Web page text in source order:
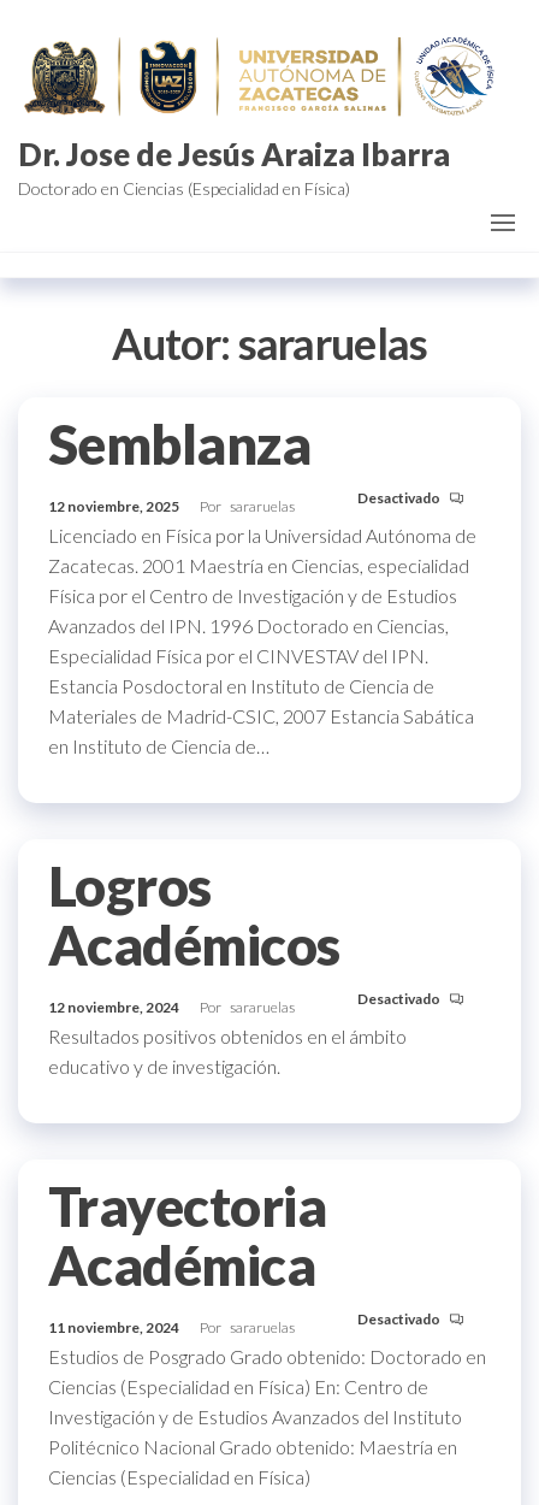
contenido
Dr. Jose de Jesús Araiza Ibarra
Doctorado en Ciencias (Especialidad en Física)
Autor:sararuelas
Semblanza
12 noviembre, 2025 Por sararuelas Desactivado
Licenciado en Física por la Universidad Autónoma de
Zacatecas. 2001 Maestría en Ciencias, especialidad
Física por el Centro de Investigación y de Estudios
Avanzados del IPN. 1996 Doctorado en Ciencias,
Especialidad Física por el CINVESTAV del IPN.
Estancia Posdoctoral en Instituto de Ciencia de
Materiales de Madrid-CSIC, 2007 Estancia Sabática
en Instituto de Ciencia de…
Logros
Académicos
12 noviembre, 2024 Por sararuelas Desactivado
Resultados positivos obtenidos en el ámbito
educativo y de investigación.
Trayectoria
Académica
11 noviembre, 2024 Por sararuelas Desactivado
Estudios de Posgrado Grado obtenido: Doctorado en
Ciencias (Especialidad en Física) En: Centro de
Investigación y de Estudios Avanzados del Instituto
Politécnico Nacional Grado obtenido: Maestría en
Ciencias (Especialidad en Física)